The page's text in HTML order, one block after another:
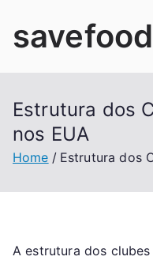
Estrutura dos
nos EUA
Home Estrutura dos
A estrutura dos